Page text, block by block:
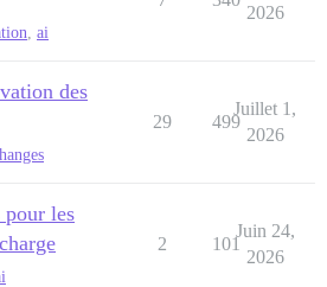
ai
2026
des
29 499
Juillet 1,
2026
les
2 101
Juin 24,
2026